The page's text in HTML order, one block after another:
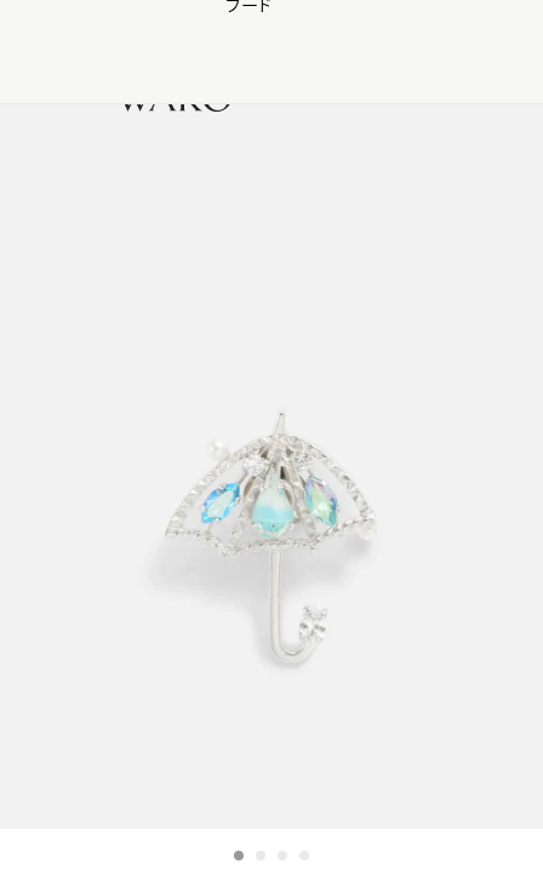
【会員様限定】夏のプレゼントキャンペーン開催中
フード